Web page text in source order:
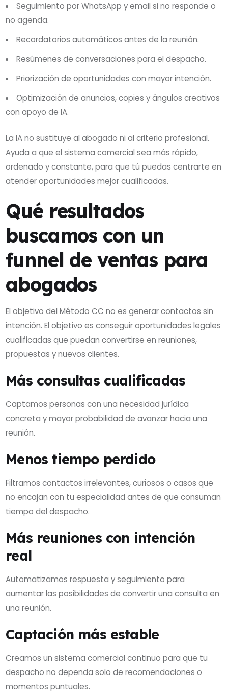
Seguimiento por WhatsApp y email si no responde o
no agenda.
Recordatorios automáticos antes de la reunión.
Resúmenes de conversaciones para el despacho.
Priorización de oportunidades con mayor intención.
Optimización de anuncios, copies y ángulos creativos
con apoyo de IA.
La IA no sustituye al abogado ni al criterio profesional.
Ayuda a que el sistema comercial sea más rápido,
ordenado y constante, para que tú puedas centrarte en
atender oportunidades mejor cualificadas.
Qué resultados
buscamos con un
funnel de ventas para
abogados
El objetivo del Método CC no es generar contactos sin
intención. El objetivo es conseguir oportunidades legales
cualificadas que puedan convertirse en reuniones,
propuestas y nuevos clientes.
Más consultas cualificadas
Captamos personas con una necesidad jurídica
concreta y mayor probabilidad de avanzar hacia una
reunión.
Menos tiempo perdido
Filtramos contactos irrelevantes, curiosos o casos que
no encajan con tu especialidad antes de que consuman
tiempo del despacho.
Más reuniones con intención
real
Automatizamos respuesta y seguimiento para
aumentar las posibilidades de convertir una consulta en
una reunión.
Captación más estable
Creamos un sistema comercial continuo para que tu
despacho no dependa solo de recomendaciones o
momentos puntuales.